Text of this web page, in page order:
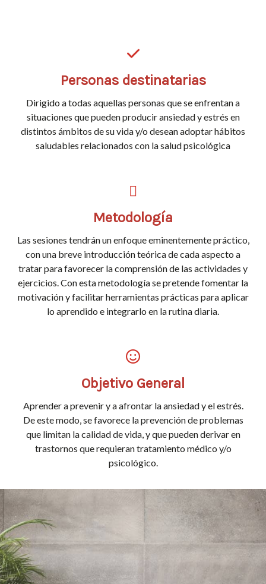
Personas destinatarias
Dirigido a todas aquellas personas que se enfrentan a
situaciones que pueden producir ansiedad y estrés en
distintos ámbitos de su vida y/o desean adoptar hábitos
saludables relacionados con la salud psicológica
Metodología
Las sesiones tendrán un enfoque eminentemente práctico,
con una breve introducción teórica de cada aspecto a
tratar para favorecer la comprensión de las actividades y
ejercicios. Con esta metodología se pretende fomentar la
motivación y facilitar herramientas prácticas para aplicar
lo aprendido e integrarlo en la rutina diaria.
Objetivo General
Aprender a prevenir y a afrontar la ansiedad y el estrés.
De este modo, se favorece la prevención de problemas
que limitan la calidad de vida, y que pueden derivar en
trastornos que requieran tratamiento médico y/o
psicológico.